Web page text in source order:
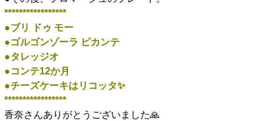
*****************
●ブリ ドゥ モー
●ゴルゴンゾーラ ピカンテ
●タレッジオ
●コンテ12か月
●チーズケーキはリコッタ✨️
*****************
香奈さんありがとうございました🙏